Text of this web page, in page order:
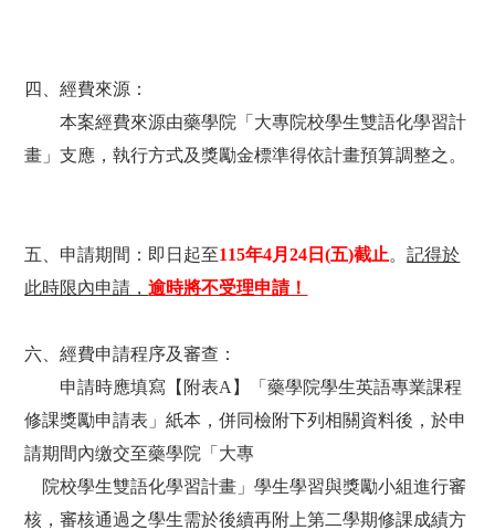
四、經費來源：
本案經費來源由藥學院「大專院校學生雙語化學習計
畫」支應，執行方式及獎勵金標準得依計畫預算調整之。
五、申請期間：即日起至115年4月24 日(五)截止。記得於
此時限內申請，逾時將不受理申請！
六、經費申請程序及審查：
申請時應填寫【附表A 】「藥學院學生英語專業課程
修課獎勵申請表」紙本，併同檢附下列相關資料後，於申
請期間內缴交至藥學院「大專
院校學生雙語化學習計畫」學生學習與獎勵小組進行審
核，審核通過之學生需於後續再附上第二學期修課成績方